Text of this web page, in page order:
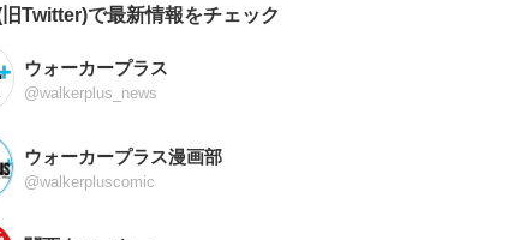
Twitter)で最新情報をチェック
ウォーカープラス
@walkerplus_news
ウォーカープラス漫画部
@walkerpluscomic